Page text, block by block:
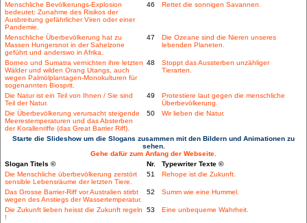
Menschliche Bevölkerungs-Explosion
bedeutet: Zunahme des Risikos der
Ausbreitung gefährlicher Viren oder einer
Pandemie.
46 Rettet die sonnigen Savannen.
Menschliche Überbevölkerung hat zu
Massen Hungersnot in der Sahelzone
geführt und anderswo in Afrika.
47
Die Ozeane sind die Nieren unseres
lebenden Planeten.
Borneo und Sumatra vernichten ihre letzten
Wälder und wilden Orang Utangs, auch
wegen Palmölplantagen-Monokulturen für
sogenannten Biosprit.
48
Stoppt das Aussterben unzähliger
Tierarten.
Die Natur ist ein Teil von Ihnen / Sie sind
Teil der Natur.
49
Protestiere laut gegen die menschliche
Überbevölkerung.
Die Überbevölkerung verursacht steigende
Meerestemperaturen und das Absterben
der Korallenriffe (das Great Barrier Riff).
50 Wir lieben die Natur.
Starte die Slideshow um die Slogans zusammen mit den Bildern und Animationen zu
sehen.
Gehe dafür zum Anfang der Webseite.
Slogan Titels ©
Nr.
Typewriter Texte ©
Die Menschliche überbevölkerung zerstört
sensible Lebensräume der letzten Tiere.
51 Rehope ist die Zukunft.
Das Grosse Barrier-Riff vor Australien stirbt
wegen des Anstiegs der Wassertemperatur.
52 Summ wie eine Hummel.
Die Zukunft lieben heisst die Zukunft regeln
!
53 Eine unbequeme Wahrheit.